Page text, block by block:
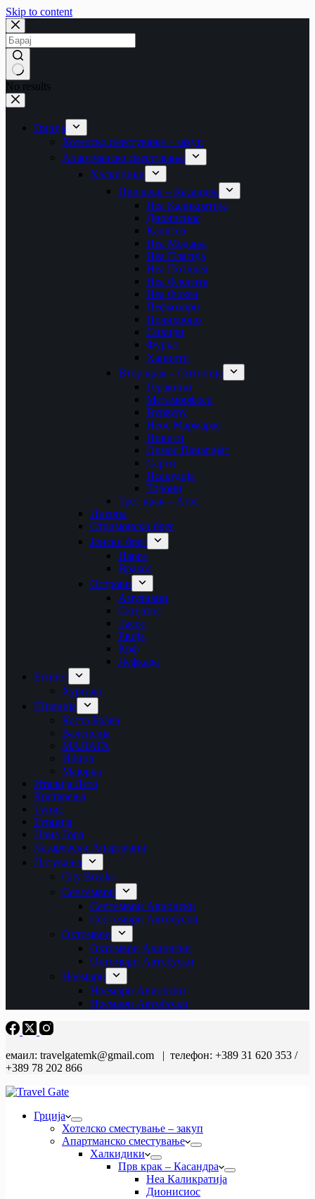
Skip to content
No results
Грција
Хотелско сместување – закуп
Апартманско сместување
Халкидики
Прв крак – Касандра
Неа Каликратија
Дионисиос
Калитеа
Неа Модања
Неа Плагија
Неа Потидеа
Неа Флогита
Неа Фокеа
Пефкохори
Полихроно
Сивири
Фурка
Ханиоти
Втор крак – Ситонија
Геракини
Метаморфоси
Вурвуру
Неос Мармарас
Никити
Ормос Панагијас
Сарти
Псакудија
Торони
Трет крак – Атос
Пиериа
Стримонски брег
Јонски брег
Парга
Врахос
Острови
Амулиани
Скијатос
Тасос
Евија
Крф
Лефкада
Египет
Хургада
Шпанија
Коста Брава
Валенсија
МАЛАГА
Ибица
Мајорка
Италија Лето
Крстарења
Тунис
Турција
Црна Гора
Лазаревски Апартмани
Патувања
City Breaks
Септември
Септември Авионски
Септември Автобуски
Октомври
Октомври Авионски
Октомври Автобуски
Ноември
Ноември Авионски
Ноември Автобуски
емаил: travelgatemk@gmail.com | телефон: +389 31 620 353 /
+389 78 202 866
Грција
Хотелско сместување – закуп
Апартманско сместување
Халкидики
Прв крак – Касандра
Неа Каликратија
Дионисиос